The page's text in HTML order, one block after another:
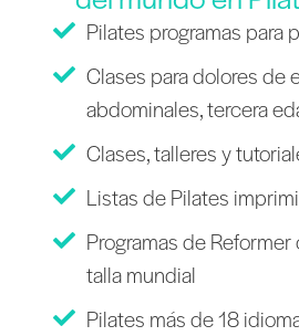
Pilates programas para
Clases para dolores de
abdominales, tercera
Clases, talleres y
Listas de Pilates
Programas de
talla mundial
Pilates más de 18